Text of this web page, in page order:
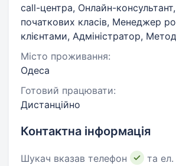
call-центра, Онлайн-
початкових класів, Менеджер
клієнтами, Адміністратор,
Місто проживання:
Одеса
Готовий працювати:
Дистанційно
Контактна інформація
Шукач вказав телефон
та